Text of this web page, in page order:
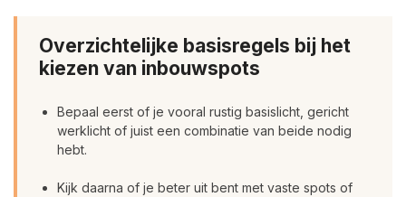
Overzichtelijke basisregels bij het
kiezen van inbouwspots
Bepaal eerst of je vooral rustig basislicht, gericht
werklicht of juist een combinatie van beide nodig
hebt.
Kijk daarna of je beter uit bent met vaste spots of